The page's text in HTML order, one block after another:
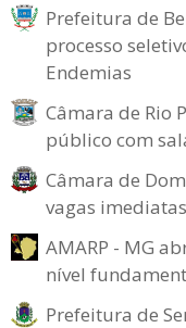
Prefeitura de
processo
Endemias
Câmara de Rio
público com
Câmara de
vagas
AMARP - MG
nível
Prefeitura de